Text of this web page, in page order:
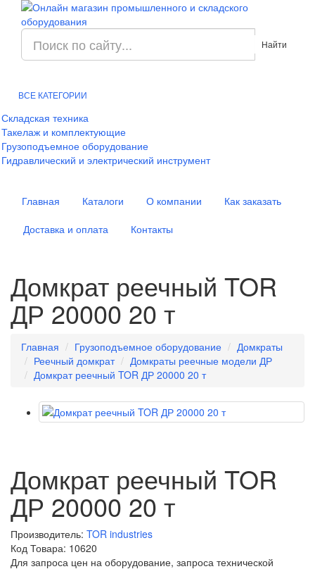
Найти
ВСЕ КАТЕГОРИИ
Складская техника
Такелаж и комплектующие
Грузоподъемное оборудование
Гидравлический и электрический инструмент
Главная Каталоги О компании
Как заказать
Доставка и оплата
Контакты
Домкрат реечный TOR
ДР 20000 20 т
Главная Грузоподъемное оборудование
Домкраты
Реечный домкрат
Домкраты реечные модели ДР
Домкрат реечный TOR ДР 20000 20 т
Домкрат реечный TOR
ДР 20000 20 т
Производитель: TOR industries
Код Товара: 10620
Для запроса цен на оборудование, запроса технической